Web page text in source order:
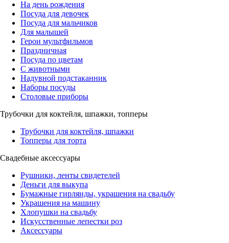
На день рождения
Посуда для девочек
Посуда для мальчиков
Для малышей
Герои мультфильмов
Праздничная
Посуда по цветам
С животными
Надувной подстаканник
Наборы посуды
Столовые приборы
Трубочки для коктейля, шпажки, топперы
Трубочки для коктейля, шпажки
Топперы для торта
Свадебные аксессуары
Рушники, ленты свидетелей
Деньги для выкупа
Бумажные гирлянды, украшения на свадьбу
Украшения на машину
Хлопушки на свадьбу
Искусственные лепестки роз
Аксессуары